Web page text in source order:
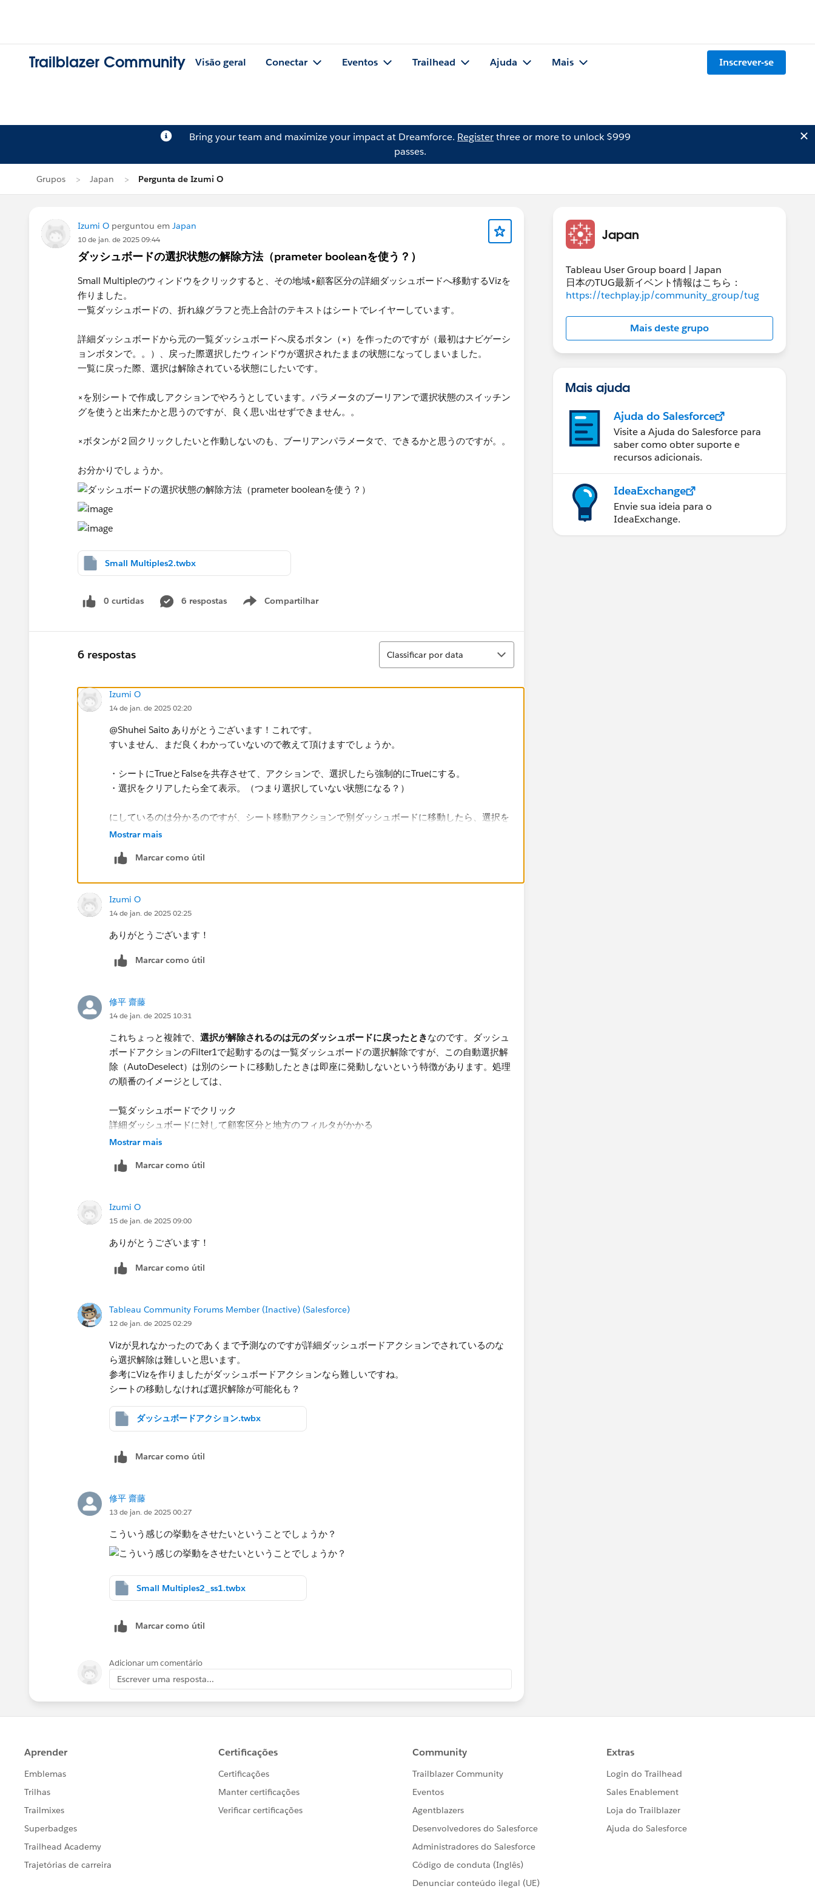
Trailblazer Community Visão geral Conectar Eventos Trailhead Ajuda Mais Inscrever-se
Bring your team and maximize your impact at Dreamforce. Registerthree or more to unlock $999
passes.
Grupos Japan Pergunta de Izumi O
Izumi O perguntou em Japan
10 de jan. de 2025 09:44
ダッシュボードの選択状態の解除方法（prameter booleanを使う？）
Small Multipleのウィンドウをクリックすると、その地域×顧客区分の詳細ダッシュボードへ移動するVizを
作りました。
一覧ダッシュボードの、折れ線グラフと売上合計のテキストはシートでレイヤーしています。
詳細ダッシュボードから元の一覧ダッシュボードへ戻るボタン（×）を作ったのですが（最初はナビゲーシ
ョンボタンで。。）、戻った際選択したウィンドウが選択されたままの状態になってしまいました。
一覧に戻った際、選択は解除されている状態にしたいです。
×を別シートで作成しアクションでやろうとしています。パラメータのブーリアンで選択状態のスイッチン
グを使うと出来たかと思うのですが、良く思い出せずできません。。
×ボタンが２回クリックしたいと作動しないのも、ブーリアンパラメータで、できるかと思うのですが。。
お分かりでしょうか。
Small Multiples2.twbx
0 curtidas 6 respostas Compartilhar
Show menu
6 respostas
Classificar
Classificar por data
Izumi O
14 de jan. de 2025 02:20
@Shuhei Saito​ ありがとうございます！これです。
すいません、まだ良くわかっていないので教えて頂けますでしょうか。
・シートにTrueとFalseを共存させて、アクションで、選択したら強制的にTrueにする。​
・選択をクリアしたら全て表示。（つまり選択していない状態になる？）
にしているのは分かるのですが、シート移動アクションで別ダッシュボードに移動したら、選択を
クリアした事になるのでしょうか。。
ここら辺の仕組みをもう一度教えて頂けますと幸いです​
Mostrar mais
Marcar como útil
Izumi O
14 de jan. de 2025 02:25
ありがとうございます！
Marcar como útil
修平 齋藤
14 de jan. de 2025 10:31
これちょっと複雑で、 選択が解除されるのは元のダッシュボードに戻ったときなのです。ダッシュ
ボードアクションのFilter1で起動するのは一覧ダッシュボードの選択解除ですが、この自動選択解
除（AutoDeselect）は別のシートに移動したときは即座に発動しないという特徴があります。処理
の順番のイメージとしては、
一覧ダッシュボードでクリック
詳細ダッシュボードに対して顧客区分と地方のフィルタがかかる
詳細ダッシュボードに移動するアクションが起動し、実際に移動する
ない）
詳細ダッシュボードで閉じるボタンを押す
一覧ダッシュボードに移動するアクションが起動し、実際に移動する
（選択状態が解除されるので、詳細ダッシュボードの顧客区分・地方フィルタもここで解除され
といった感じです。閉じるボタンの選択解除も同じ理屈ですが、「そういうものなんだな」と割り
切るのがよいと思います。
Mostrar mais
Marcar como útil
Izumi O
15 de jan. de 2025 09:00
ありがとうございます！
Marcar como útil
Tableau Community Forums Member (Inactive) (Salesforce)
12 de jan. de 2025 02:29
Vizが見れなかったのであくまで予測なのですが詳細ダッシュボードアクションでされているのな
ら選択解除は難しいと思います。
参考にVizを作りましたがダッシュボードアクションなら難しいですね。
シートの移動しなければ選択解除が可能化も？
ダッシュボードアクション.twbx
Marcar como útil
修平 齋藤
13 de jan. de 2025 00:27
こういう感じの挙動をさせたいということでしょうか？
Small Multiples2_ss1.twbx
Marcar como útil
Adicionar um comentário
Escrever uma resposta...
Japan
Tableau User Group board | Japan
日本のTUG最新イベント情報はこちら：
https://techplay.jp/community_group/tug
Mais deste grupo
Mais ajuda
Ajuda do Salesforce
Visite a Ajuda do Salesforce para
saber como obter suporte e
recursos adicionais.
IdeaExchange
Envie sua ideia para o
IdeaExchange.